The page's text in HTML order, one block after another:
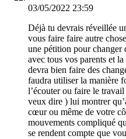
03/05/2022 23:59
Déjà tu devrais réveillée
vous faire faire autre
une pétition pour changer
avec tous vos parents et
devra bien faire des
faudra utiliser la manière
l’écouter ou faire le
veux dire ) lui montrer
cœur ou même de votre
mouvements compliqué
se rendent compte que